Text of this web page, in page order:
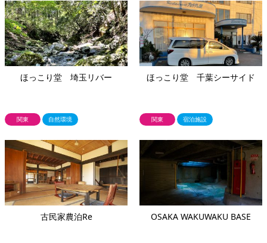
ほっこり堂 埼玉リバー
関東 自然環境
ほっこり堂 千葉シーサイド
関東 宿泊施設
古民家農泊Re OSAKA WAKUWAKU BASE